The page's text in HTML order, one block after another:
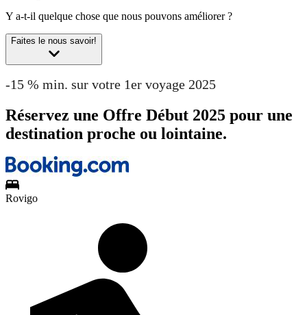
Y a-t-il quelque chose que nous pouvons améliorer ?
Faites le nous savoir!
-15 % min. sur votre 1er voyage 2025
Réservez une Offre Début 2025 pour une
destination proche ou lointaine.
Rovigo